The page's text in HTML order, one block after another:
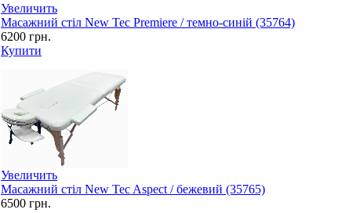
Увеличить
Масажний стіл New Tec Premiere / темно-синій (35764)
6200 грн.
Купити
Увеличить
Масажний стіл New Tec Aspect / бежевий (35765)
6500 грн.